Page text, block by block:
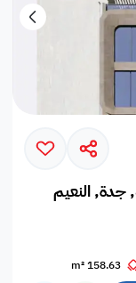
جدة, النعيم
158.63 m²